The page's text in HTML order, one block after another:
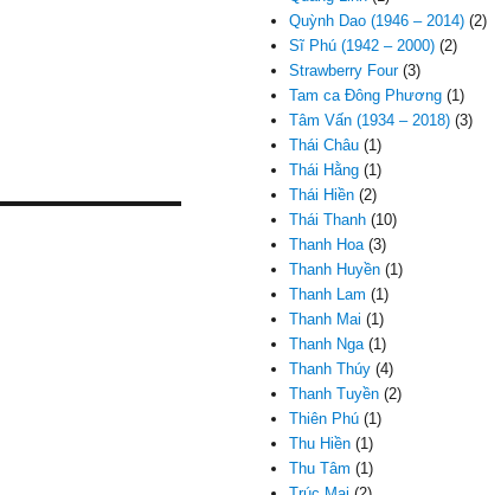
Quỳnh Dao (1946 – 2014) (2)
Sĩ Phú (1942 – 2000) (2)
Strawberry Four(3)
Tam ca Đông Phương (1)
Tâm Vấn (1934 – 2018) (3)
Thái Châu (1)
Thái Hằng (1)
Thái Hiền (2)
Thái Thanh (10)
Thanh Hoa(3)
Thanh Huyền (1)
Thanh Lam (1)
Thanh Mai (1)
Thanh Nga(1)
Thanh Thúy (4)
Thanh Tuyền (2)
Thiên Phú (1)
Thu Hiền (1)
Thu Tâm (1)